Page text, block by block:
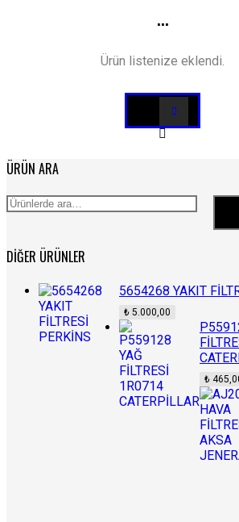
...
Ürün listenize eklendi.
ÜRÜN ARA
Ara:
DIĞER ÜRÜNLER
5654268 YAKIT
₺ 5.000,00
₺